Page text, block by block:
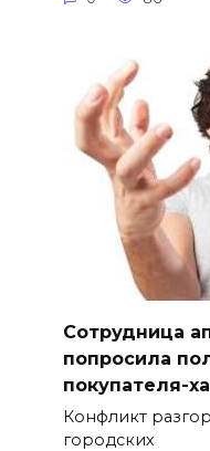
Сотрудница
попросила
покупателя-
Конфликт
городских